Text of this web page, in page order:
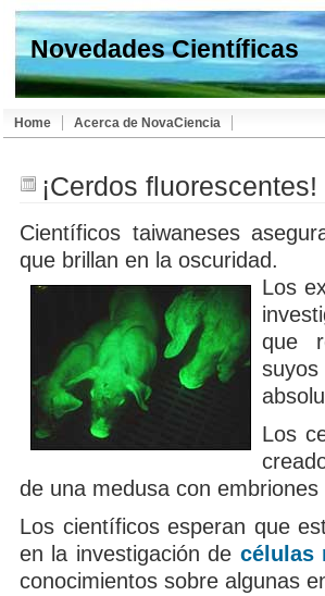
Novedades Científicas
Home Acerca de NovaCiencia
¡Cerdos fluorescentes!
Científicos taiwaneses
que brillan en la oscuridad.
Los
que
Los
de una medusa con
Los científicos esperan que
en la investigación de células
conocimientos sobre algunas